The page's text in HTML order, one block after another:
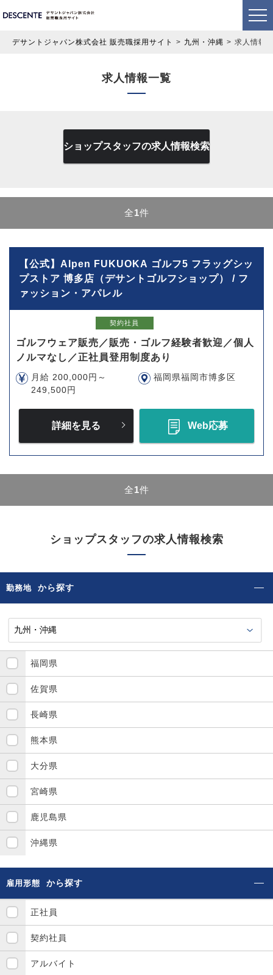
デサントジャパン株式会社 販売職採用サイト 九州・沖縄 求人情報
求人情報一覧
ショップスタッフの求人情報検索
全1件
【公式】Alpen FUKUOKA ゴルフ5 フラッグシッ
プストア 博多店（デサントゴルフショップ） / フ
ァッション・アパレル
契約社員
ゴルフウェア販売／販売・ゴルフ経験者歓迎／個人
ノルマなし／正社員登用制度あり
月給 200,000円～
249,500円
福岡県福岡市博多区
詳細を見る Web応募
全1件
ショップスタッフの求人情報検索
勤務地 から探す
福岡県
佐賀県
長崎県
熊本県
大分県
宮崎県
鹿児島県
沖縄県
雇用形態 から探す
正社員
契約社員
アルバイト